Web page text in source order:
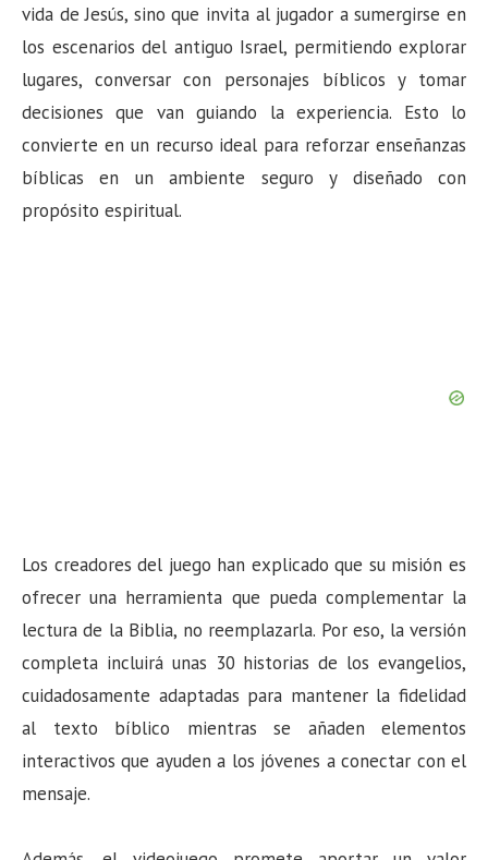
vida de Jesús, sino que invita al jugador a sumergirse en
los escenarios del antiguo Israel, permitiendo explorar
lugares, conversar con personajes bíblicos y tomar
decisiones que van guiando la experiencia. Esto lo
convierte en un recurso ideal para reforzar enseñanzas
bíblicas en un ambiente seguro y diseñado con
propósito espiritual.
Los creadores del juego han explicado que su misión es
ofrecer una herramienta que pueda complementar la
lectura de la Biblia, no reemplazarla. Por eso, la versión
completa incluirá unas 30 historias de los evangelios,
cuidadosamente adaptadas para mantener la fidelidad
al texto bíblico mientras se añaden elementos
interactivos que ayuden a los jóvenes a conectar con el
mensaje.